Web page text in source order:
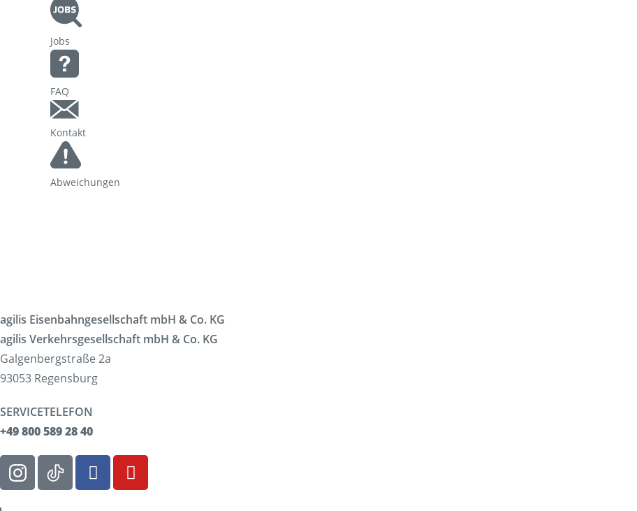
Korridorsanierung
Baumaßnahmen_RVOF
Jobs
FAQ
Kontakt
Abweichungen
agilis Eisenbahngesellschaft mbH & Co. KG
agilis Verkehrsgesellschaft mbH & Co. KG
Galgenbergstraße 2a
93053 Regensburg
SERVICETELEFON
+49 800 589 28 40